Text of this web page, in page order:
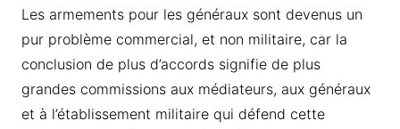
Les armements pour les généraux sont devenus un
pur problème commercial, et non militaire, car la
conclusion de plus d’accords signifie de plus
grandes commissions aux médiateurs, aux généraux
et à l’établissement militaire qui défend cette